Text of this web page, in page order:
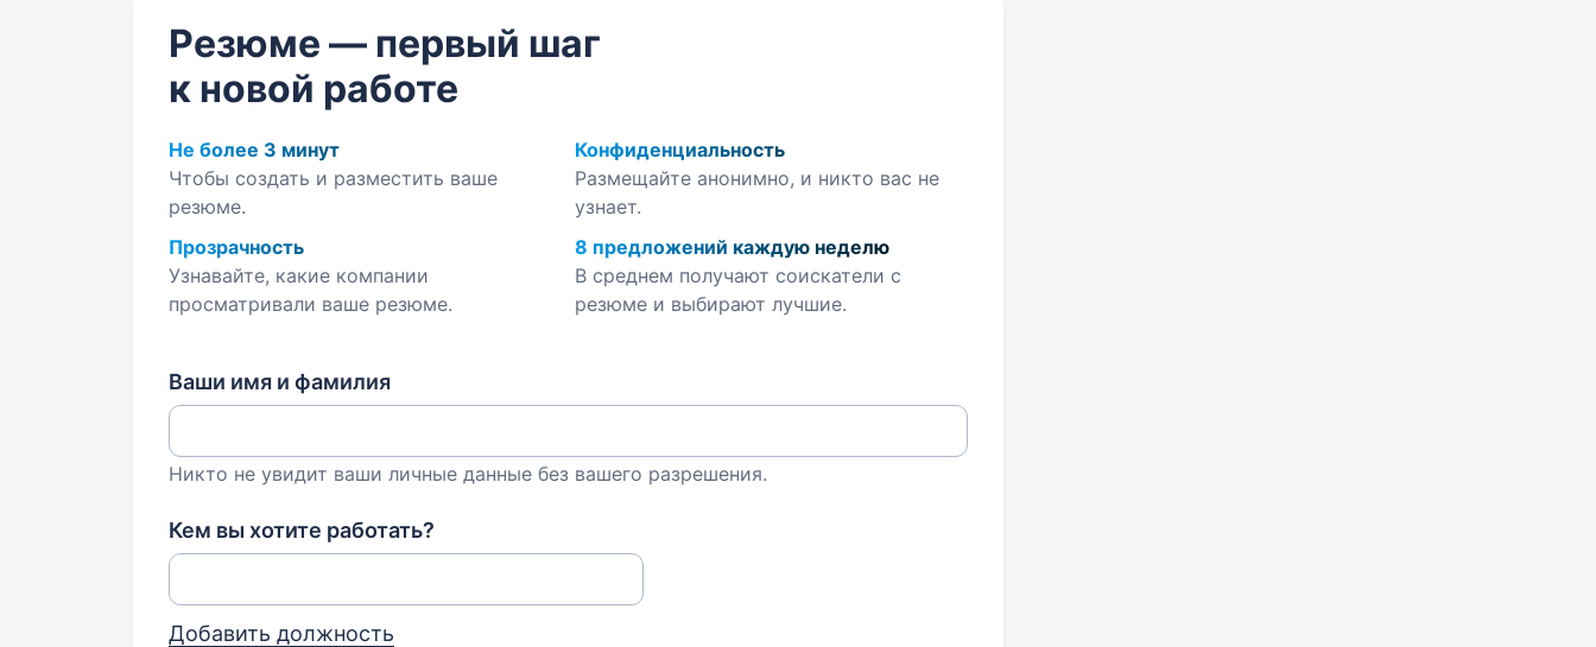
Резюме — первый шаг
к новой работе
Не более 3 минут
Чтобы создать и разместить ваше
резюме.
Конфиденциальность
Размещайте анонимно, и никто вас не
узнает.
Прозрачность
Узнавайте, какие компании
просматривали ваше резюме.
8 предложений каждую неделю
В среднем получают соискатели с
резюме и выбирают лучшие.
Ваши имя и фамилия
Никто не увидит ваши личные данные без вашего разрешения.
Кем вы хотите работать?
Добавить должность